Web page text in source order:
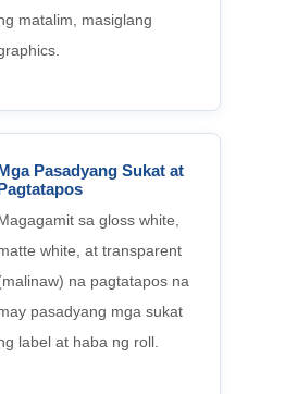
matalim, masiglang
Pasadyang Sukat at
sa gloss white,
white, at transparent
na pagtatapos na
pasadyang mga sukat
label at haba ng roll.